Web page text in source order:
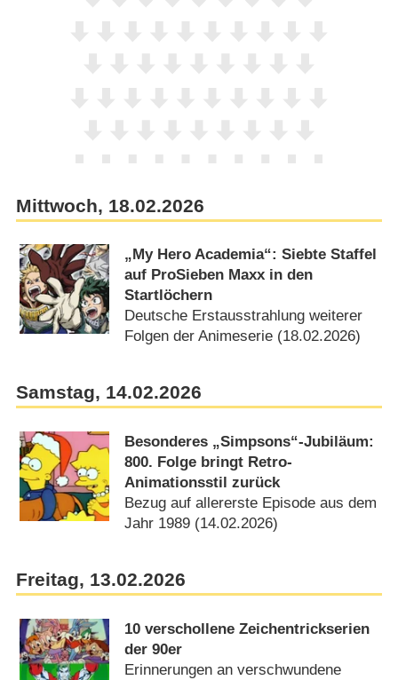
Mittwoch, 18.02.2026
„My Hero Academia“: Siebte Staffel
auf ProSieben Maxx in den
Startlöchern
Deutsche Erstausstrahlung weiterer
Folgen der Animeserie (18.02.2026)
Samstag, 14.02.2026
Besonderes „Simpsons“-Jubiläum:
800. Folge bringt Retro-
Animationsstil zurück
Bezug auf allererste Episode aus dem
Jahr 1989 (14.02.2026)
Freitag, 13.02.2026
10 verschollene Zeichentrickserien
der 90er
Erinnerungen an verschwundene